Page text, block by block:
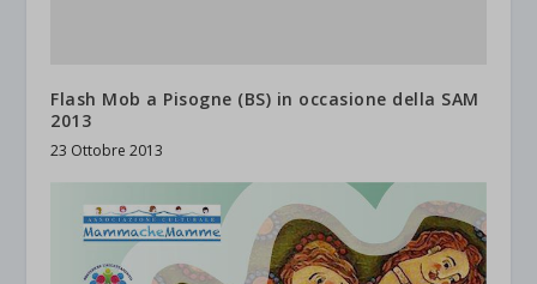
Flash Mob a Pisogne (BS) in occasione della SAM
2013
23 Ottobre 2013